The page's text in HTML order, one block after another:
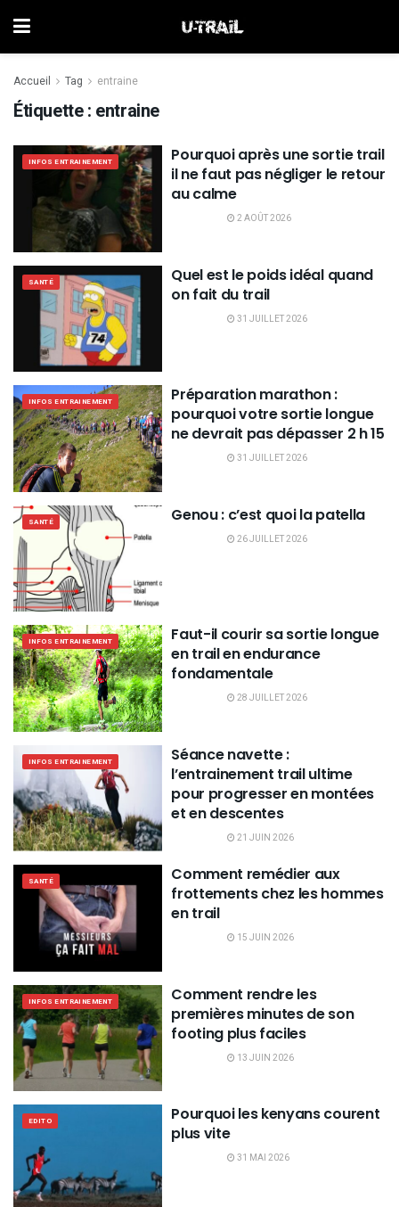
Accueil Tag entraine
Étiquette : entraine
INFOS ENTRAINEMENT
Pourquoi après une sortie trail
il ne faut pas négliger le retour
au calme
2 AOÛT 2026
SANTÉ
Quel est le poids idéal quand
on fait du trail
31 JUILLET 2026
INFOS ENTRAINEMENT
Préparation marathon :
pourquoi votre sortie longue
ne devrait pas dépasser 2 h 15
31 JUILLET 2026
SANTÉ Genou : c’est quoi la patella
26 JUILLET 2026
INFOS ENTRAINEMENT
Faut-il courir sa sortie longue
en trail en endurance
fondamentale
28 JUILLET 2026
INFOS ENTRAINEMENT
Séance navette :
l’entrainement trail ultime
pour progresser en montées
et en descentes
21 JUIN 2026
SANTÉ
Comment remédier aux
frottements chez les hommes
en trail
15 JUIN 2026
INFOS ENTRAINEMENT
Comment rendre les
premières minutes de son
footing plus faciles
13 JUIN 2026
EDITO
Pourquoi les kenyans courent
plus vite
31 MAI 2026